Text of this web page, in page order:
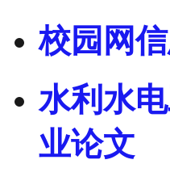
校园网
水利水
业论文